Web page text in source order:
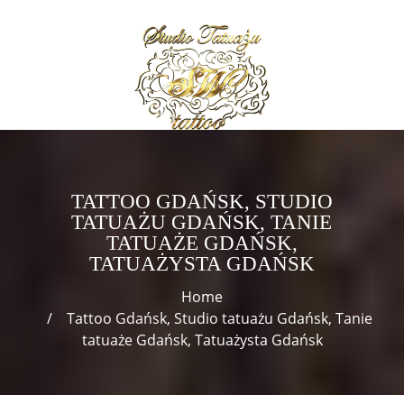
TATTOO GDAŃSK, STUDIO
TATUAŻU GDAŃSK, TANIE
TATUAŻE GDAŃSK,
TATUAŻYSTA GDAŃSK
Home
Tattoo Gdańsk, Studio tatuażu Gdańsk, Tanie
tatuaże Gdańsk, Tatuażysta Gdańsk